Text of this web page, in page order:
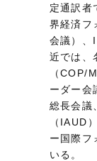
定通訳者
界経済フ
会議）、
近では、
（COP/
ーダー会
総長会議
（IAUD
ー国際フ
いる。